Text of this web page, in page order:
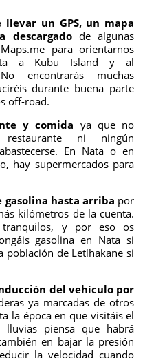
un GPS, un mapa
descargadode algunas
para orientarnos
a Kubu Island y al
encontrarás muchas
durante buena parte
off-road.
y comida ya que no
restaurante ni ningún
En Nata o en
hay supermercados para
gasolina hasta arriba por
kilómetros de la cuenta.
y por eso os
gasolina en Nata si
población de Letlhakane si
del vehículo por
ya marcadas de otros
la época en que visitáis el
piensa que habrá
en bajar la presión
la velocidad cuando